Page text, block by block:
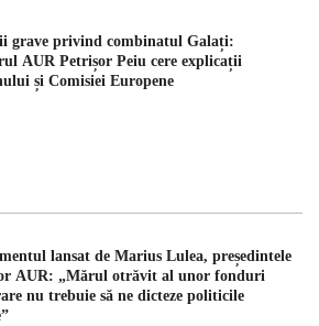
grave privind combinatul Galați:
AUR Petrișor Peiu cere explicații
și Comisiei Europene
lansat de Marius Lulea, președintele
AUR: „Mărul otrăvit al unor fonduri
nu trebuie să ne dicteze politicile